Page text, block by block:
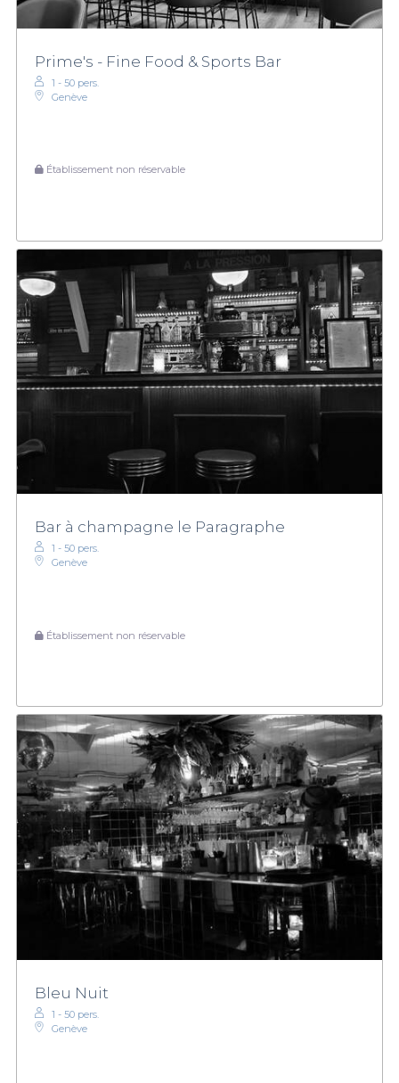
Prime's - Fine Food & Sports Bar
1 - 50 pers.
Genève
Établissement non réservable
Bar à champagne le Paragraphe
1 - 50 pers.
Genève
Établissement non réservable
Bleu Nuit
1 - 50 pers.
Genève